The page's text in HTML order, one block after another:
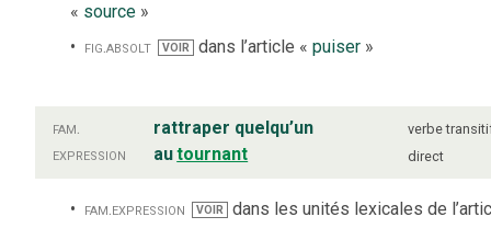
« source »
fig.absolt VOIR dans l’article « puiser»
fam.
expression
rattraper quelqu’un
autournant
verbe
direct
fam.expression VOIR dans les unités lexicales de